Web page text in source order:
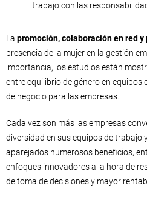
trabajo con las
La promoción, colaboración en red y
presencia de la mujer en la gestión
importancia, los estudios están
entre equilibrio de género en
de negocio para las empresas.
Cada vez son más las empresas
diversidad en sus equipos de trabajo
aparejados numerosos beneficios,
enfoques innovadores a la hora de
de toma de decisiones y mayor